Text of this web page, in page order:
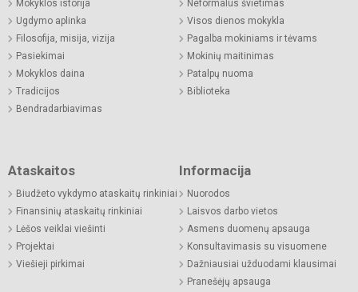
Mokyklos istorija
Ugdymo aplinka
Filosofija, misija, vizija
Pasiekimai
Mokyklos daina
Tradicijos
Bendradarbiavimas
Neformalus švietimas
Visos dienos mokykla
Pagalba mokiniams ir tėvams
Mokinių maitinimas
Patalpų nuoma
Biblioteka
Ataskaitos
Biudžeto vykdymo ataskaitų rinkiniai
Finansinių ataskaitų rinkiniai
Lėšos veiklai viešinti
Projektai
Viešieji pirkimai
Informacija
Nuorodos
Laisvos darbo vietos
Asmens duomenų apsauga
Konsultavimasis su visuomene
Dažniausiai užduodami klausimai
Pranešėjų apsauga